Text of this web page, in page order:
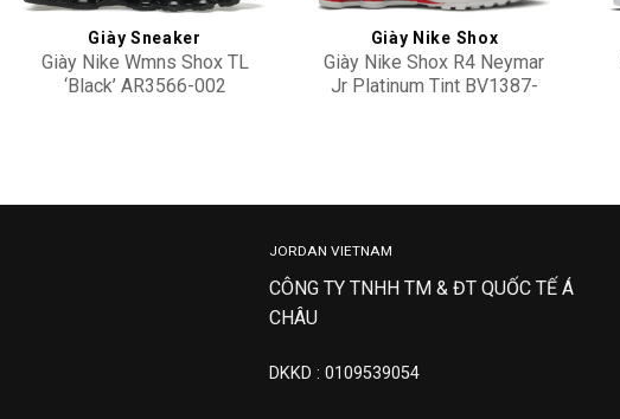
Giày Sneaker
Giày Nike Wmns Shox TL
‘Black’ AR3566-002
Giày Nike Shox
Giày Nike Shox R4 Neymar
Jr Platinum Tint BV1387-
JORDAN VIETNAM
CÔNG TY TNHH TM & ĐT QUỐC TẾ Á
CHÂU
DKKD : 0109539054